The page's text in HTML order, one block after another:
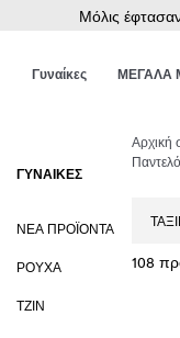
Μόλις
Γυναίκες ΜΕΓΑΛΑ
ΓΥΝΑΊΚΕΣ
ΝΈΑ ΠΡΟΪΌΝΤΑ
ΡΟΎΧΑ
ΤΖΙΝ
Αρχική
108